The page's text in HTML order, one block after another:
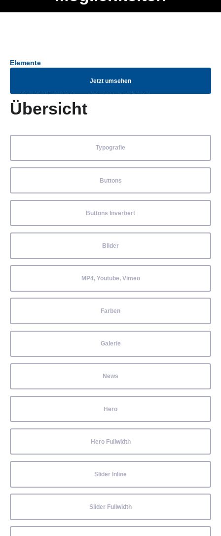
Jetzt umsehen
Elemente
Element- & Modul-
Übersicht
Typografie
Buttons
Buttons Invertiert
Bilder
MP4, Youtube, Vimeo
Farben
Galerie
News
Hero
Hero Fullwidth
Slider Inline
Slider Fullwidth